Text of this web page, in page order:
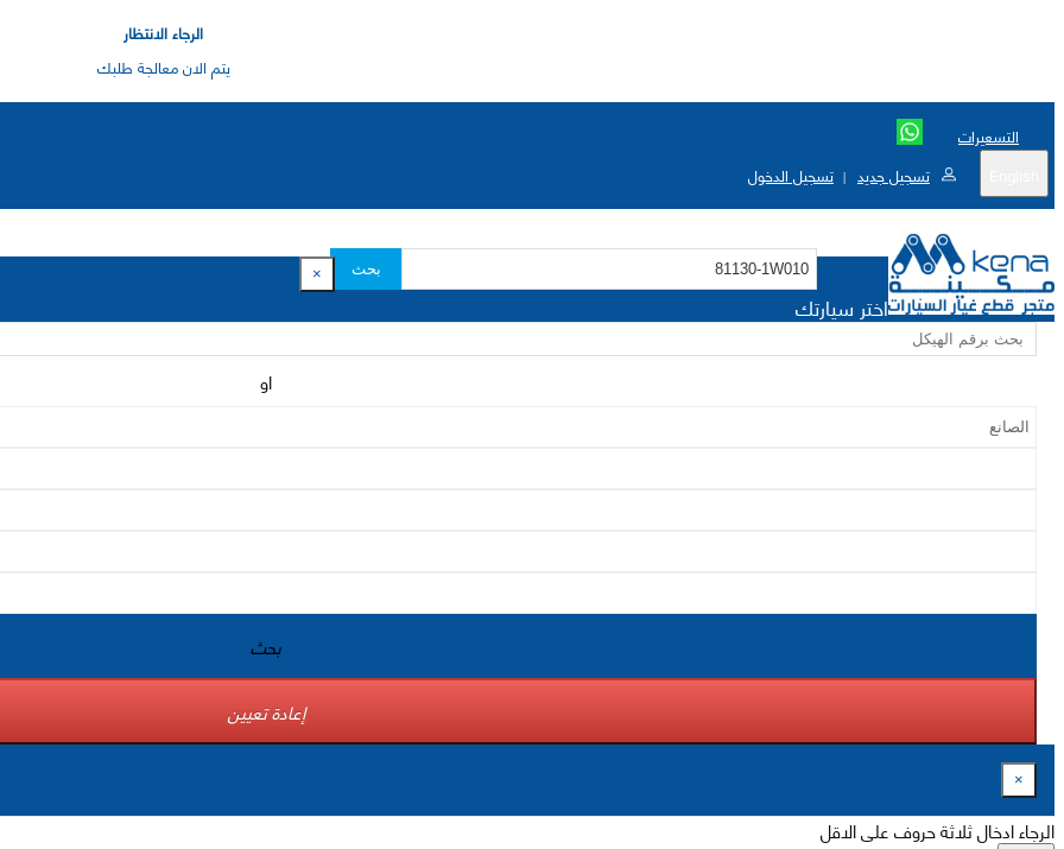
الرجاء الانتظار
يتم الان معالجة طلبك
التسعيرات
تسجيل جديد | تسجيل الدخول
بحث ×
اختر سيارتك
او
بحث
إعادة تعيين
×
الرجاء ادخال ثلاثة حروف على الاقل